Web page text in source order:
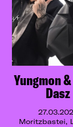
Yungmon
Dasz
Moritzbastei,